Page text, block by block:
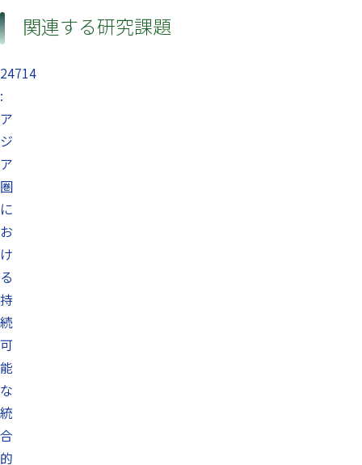
関連する研究課題
24714
:
ア
ジ
ア
圏
に
お
け
る
持
続
可
能
な
統
合
的